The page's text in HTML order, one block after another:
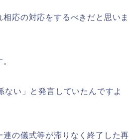
応の対応をするべきだと思いま
い」と発言していたんですよ
連の儀式等が滞りなく終了した再